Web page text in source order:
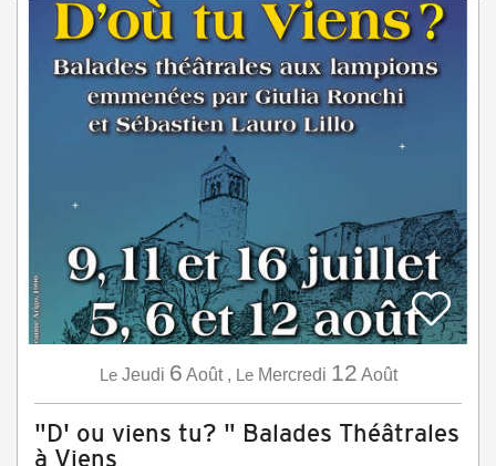
Le Jeudi 6 Août, Le Mercredi 12 Août
"D' ou viens tu? " Balades Théâtrales
à Viens